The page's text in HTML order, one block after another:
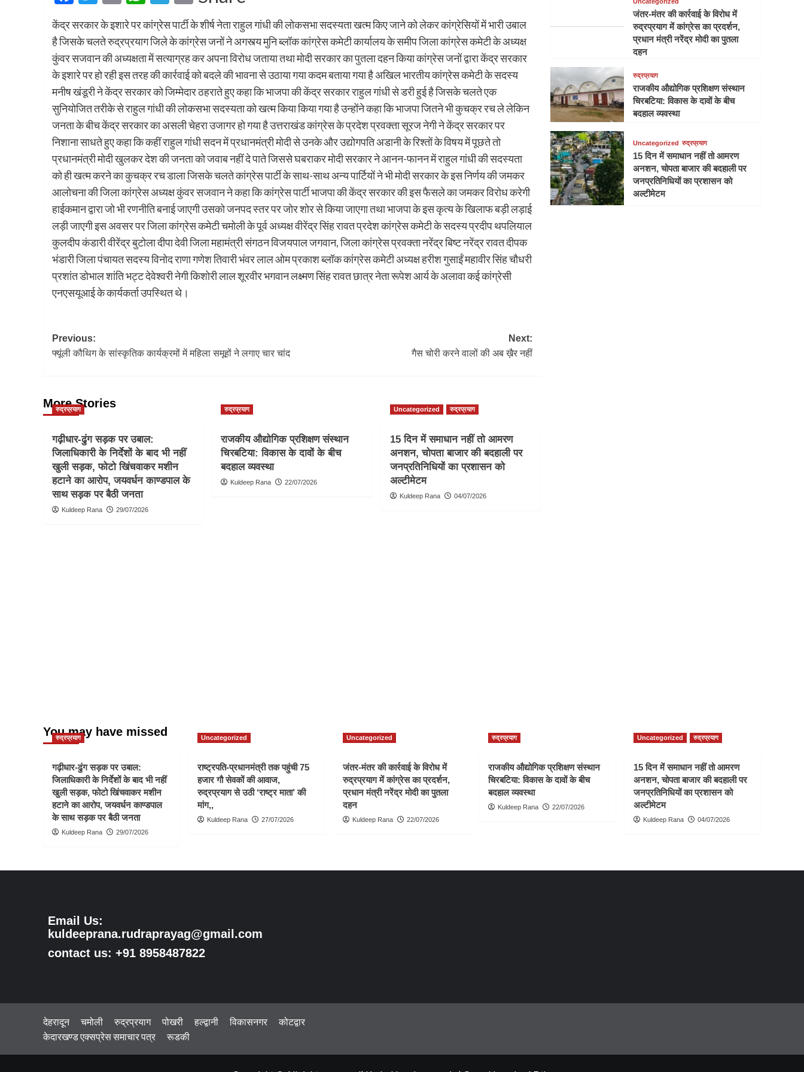
केंद्र सरकार के इशारे पर कांग्रेस पार्टी के शीर्ष नेता राहुल गांधी की लोकसभा सदस्यता खत्म किए जाने को लेकर कांग्रेसियों में भारी उबाल
है जिसके चलते रुद्रप्रयाग जिले के कांग्रेस जनों ने अगस्त्य मुनि ब्लॉक कांग्रेस कमेटी कार्यालय के समीप जिला कांग्रेस कमेटी के अध्यक्ष
कुंवर सजवान की अध्यक्षता में सत्याग्रह कर अपना विरोध जताया तथा मोदी सरकार का पुतला दहन किया कांग्रेस जनों द्वारा केंद्र सरकार
के इशारे पर हो रही इस तरह की कार्रवाई को बदले की भावना से उठाया गया कदम बताया गया है अखिल भारतीय कांग्रेस कमेटी के सदस्य
मनीष खंडूरी ने केंद्र सरकार को जिम्मेदार ठहराते हुए कहा कि भाजपा की केंद्र सरकार राहुल गांधी से डरी हुई है जिसके चलते एक
सुनियोजित तरीके से राहुल गांधी की लोकसभा सदस्यता को खत्म किया किया गया है उन्होंने कहा कि भाजपा जितने भी कुचक्र रच ले लेकिन
जनता के बीच केंद्र सरकार का असली चेहरा उजागर हो गया है उत्तराखंड कांग्रेस के प्रदेश प्रवक्ता सूरज नेगी ने केंद्र सरकार पर
निशाना साधते हुए कहा कि कहीं राहुल गांधी सदन में प्रधानमंत्री मोदी से उनके और उद्योगपति अडानी के रिश्तों के विषय में पूछते तो
प्रधानमंत्री मोदी खुलकर देश की जनता को जवाब नहीं दे पाते जिससे घबराकर मोदी सरकार ने आनन-फानन में राहुल गांधी की सदस्यता
को ही खत्म करने का कुचक्र रच डाला जिसके चलते कांग्रेस पार्टी के साथ-साथ अन्य पार्टियों ने भी मोदी सरकार के इस निर्णय की जमकर
आलोचना की जिला कांग्रेस अध्यक्ष कुंवर सजवान ने कहा कि कांग्रेस पार्टी भाजपा की केंद्र सरकार की इस फैसले का जमकर विरोध करेगी
हाईकमान द्वारा जो भी रणनीति बनाई जाएगी उसको जनपद स्तर पर जोर शोर से किया जाएगा तथा भाजपा के इस कृत्य के खिलाफ बड़ी लड़ाई
लड़ी जाएगी इस अवसर पर जिला कांग्रेस कमेटी चमोली के पूर्व अध्यक्ष वीरेंद्र सिंह रावत प्रदेश कांग्रेस कमेटी के सदस्य प्रदीप थपलियाल
कुलदीप कंडारी वीरेंद्र बुटोला दीपा देवी जिला महामंत्री संगठन विजयपाल जगवान, जिला कांग्रेस प्रवक्ता नरेंद्र बिष्ट नरेंद्र रावत दीपक
भंडारी जिला पंचायत सदस्य विनोद राणा गणेश तिवारी भंवर लाल ओम प्रकाश ब्लॉक कांग्रेस कमेटी अध्यक्ष हरीश गुसाईं महावीर सिंह चौधरी
प्रशांत डोभाल शांति भट्ट देवेश्वरी नेगी किशोरी लाल शूरवीर भगवान लक्ष्मण सिंह रावत छात्र नेता रूपेश आर्य के अलावा कई कांग्रेसी
एनएसयूआई के कार्यकर्ता उपस्थित थे।
Post
navigation
Previous:
फ्यूंली कौथिग के सांस्कृतिक कार्यक्रमों में महिला समूहों ने लगाए चार चांद
Next:
गैस चोरी करने वालों की अब ख़ैर नहीं
More Stories
रुद्रप्रयाग
गढ़ीधार-ढुंग सड़क पर उबाल:
जिलाधिकारी के निर्देशों के बाद भी नहीं
खुली सड़क, फोटो खिंचवाकर मशीन
हटाने का आरोप, जयवर्धन काण्डपाल के
साथ सड़क पर बैठी जनता
Kuldeep Rana 29/07/2026
रुद्रप्रयाग
राजकीय औद्योगिक प्रशिक्षण संस्थान
चिरबटिया: विकास के दावों के बीच
बदहाल व्यवस्था
Kuldeep Rana 22/07/2026
Uncategorized रुद्रप्रयाग
15 दिन में समाधान नहीं तो आमरण
अनशन, चोपता बाजार की बदहाली पर
जनप्रतिनिधियों का प्रशासन को
अल्टीमेटम
Kuldeep Rana 04/07/2026
जंतर-मंतर की कार्रवाई के विरोध में
रुद्रप्रयाग में कांग्रेस का प्रदर्शन,
प्रधान मंत्री नरेंद्र मोदी का पुतला
दहन
रुद्रप्रयाग
राजकीय औद्योगिक प्रशिक्षण संस्थान
चिरबटिया: विकास के दावों के बीच
बदहाल व्यवस्था
Uncategorized रुद्रप्रयाग
15 दिन में समाधान नहीं तो आमरण
अनशन, चोपता बाजार की बदहाली पर
जनप्रतिनिधियों का प्रशासन को
अल्टीमेटम
You may have missed
रुद्रप्रयाग
गढ़ीधार-ढुंग सड़क पर उबाल:
जिलाधिकारी के निर्देशों के बाद भी नहीं
खुली सड़क, फोटो खिंचवाकर मशीन
हटाने का आरोप, जयवर्धन काण्डपाल
के साथ सड़क पर बैठी जनता
Kuldeep Rana 29/07/2026
Uncategorized
राष्ट्रपति-प्रधानमंत्री तक पहुंची 75
हजार गौ सेवकों की आवाज,
रुद्रप्रयाग से उठी ‘राष्ट्र माता’ की
मांग,,
Kuldeep Rana 27/07/2026
Uncategorized
जंतर-मंतर की कार्रवाई के विरोध में
रुद्रप्रयाग में कांग्रेस का प्रदर्शन,
प्रधान मंत्री नरेंद्र मोदी का पुतला
दहन
Kuldeep Rana 22/07/2026
रुद्रप्रयाग
राजकीय औद्योगिक प्रशिक्षण संस्थान
चिरबटिया: विकास के दावों के बीच
बदहाल व्यवस्था
Kuldeep Rana 22/07/2026
Uncategorized रुद्रप्रयाग
15 दिन में समाधान नहीं तो आमरण
अनशन, चोपता बाजार की बदहाली पर
जनप्रतिनिधियों का प्रशासन को
अल्टीमेटम
Kuldeep Rana 04/07/2026
Email Us:
kuldeeprana.rudraprayag@gmail.com
contact us: +91 8958487822
देहरादून चमोली रुद्रप्रयाग पोखरी हल्द्वानी विकासनगर
कोटद्वार
केदारखण्ड एक्सप्रेस समाचार पत्र
रूडकी